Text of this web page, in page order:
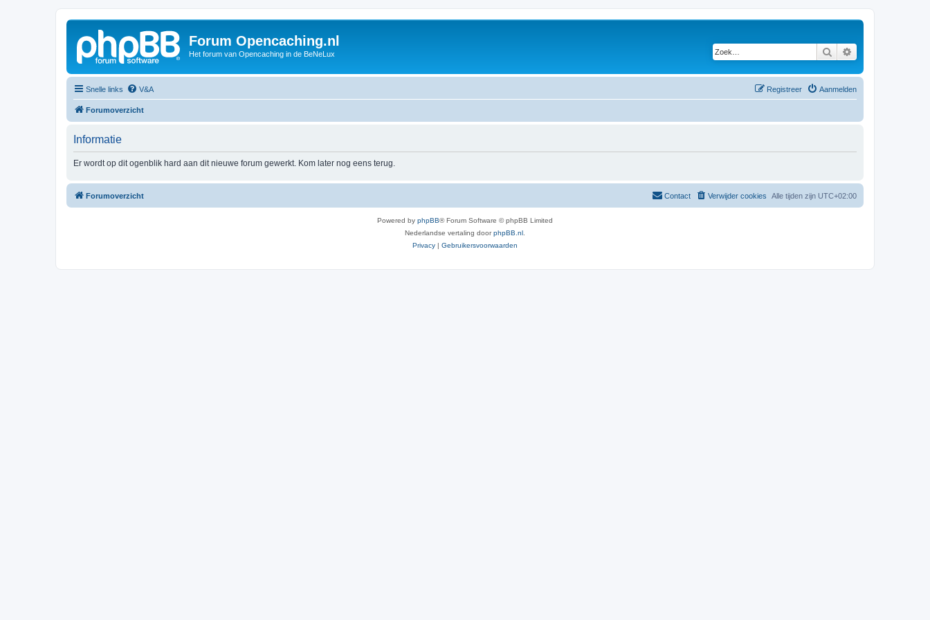
Forum Opencaching.nl
Het forum van Opencaching in de BeNeLux Zoek
Snelle links V&A Aanmelden
Registreer
Forumoverzicht
Informatie
Er wordt op dit ogenblik hard aan dit nieuwe forum gewerkt. Kom later nog eens terug.
Forumoverzicht Alle tijden zijn UTC+02:00
Verwijder cookies
Contact
Powered by phpBB® Forum Software © phpBB Limited
Nederlandse vertaling doorphpBB.nl
Privacy | Gebruikersvoorwaarden